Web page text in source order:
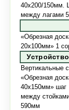
40х200/150мм.
между лагами
«Обрезная
20х100мм» 1
Вертикальные
«Обрезная
40х150мм» шаг
между
590мм